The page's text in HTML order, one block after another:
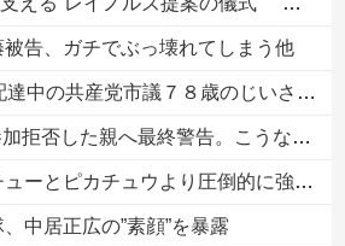
告、ガチでぶっ壊れてしまう他
議７８歳のじいさん、左に寄りすぎたか車で民家当て逃げ
した親へ最終警告。こうなってもいい？」
ウより圧倒的に強いですｗｗｗｗ」←こいつが不人気な理由
中居正広の”素顔”を暴露